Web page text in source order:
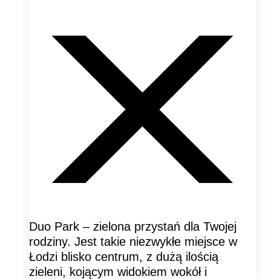
Duo Park – zielona przystań dla Twojej
rodziny. Jest takie niezwykłe miejsce w
Łodzi blisko centrum, z dużą ilością
zieleni, kojącym widokiem wokół i